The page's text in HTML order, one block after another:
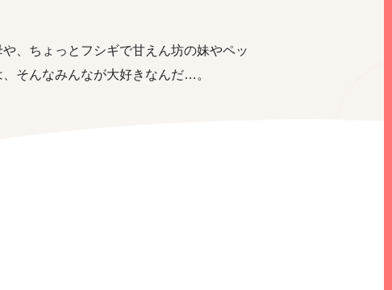
、ちょっとフシギで甘えん坊の妹やペッ
そんなみんなが大好きなんだ…。